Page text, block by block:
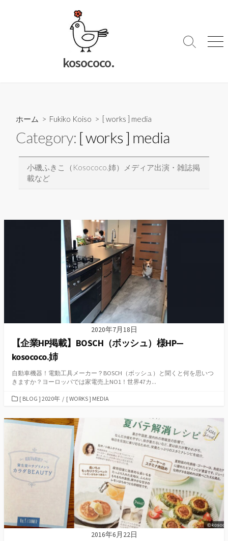
ス
kosococo.
検
メ
ホーム > Fukiko Koiso > [ works ] media
Category: [ works ] media
小磯ふきこ（kosococo.姉）メディア出演・雑誌掲
載など
2020年7月18日
【企業HP掲載】BOSCH（ボッシュ）様HP—
kosococo.姉
自動車機器！電動工具メーカー？BOSCH（ボッシュ）と聞くと何を思いつ
きますか？ヨーロッパでは家電売上NO1！世界47カ...
カ
ゴ
[ BLOG ] 2020年 / [ WORKS ] MEDIA
2016年6月22日